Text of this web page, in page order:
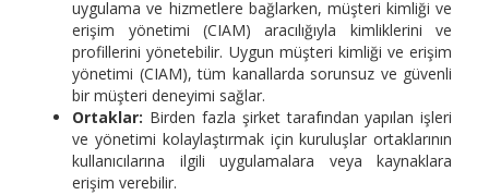
uygulama ve hizmetlere bağlarken, müşteri kimliği ve
erişim yönetimi (CIAM) aracılığıyla kimliklerini ve
profillerini yönetebilir. Uygun müşteri kimliği ve erişim
yönetimi (CIAM), tüm kanallarda sorunsuz ve güvenli
bir müşteri deneyimi sağlar.
Ortaklar: Birden fazla şirket tarafından yapılan işleri
ve yönetimi kolaylaştırmak için kuruluşlar ortaklarının
kullanıcılarına ilgili uygulamalara veya kaynaklara
erişim verebilir.